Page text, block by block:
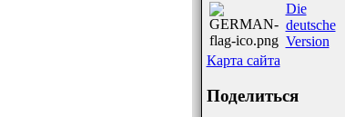
Die
deutsche
Version
Карта сайта
Поделиться